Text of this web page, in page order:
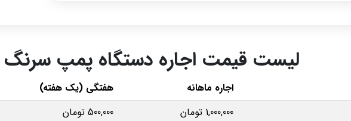
لیست قیمت اجاره دستگاه پمپ سرنگ
اجاره ماهانه هفتگی (یک هفته)
1,000,000 تومان 500,000 تومان